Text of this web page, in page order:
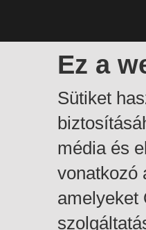
Ez a
Sütiket
média és
vonatkozó
amelyeket